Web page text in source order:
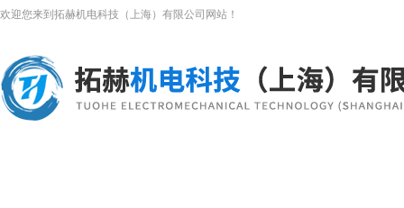
欢迎您来到拓赫机电科技（上海）有限公司网站！